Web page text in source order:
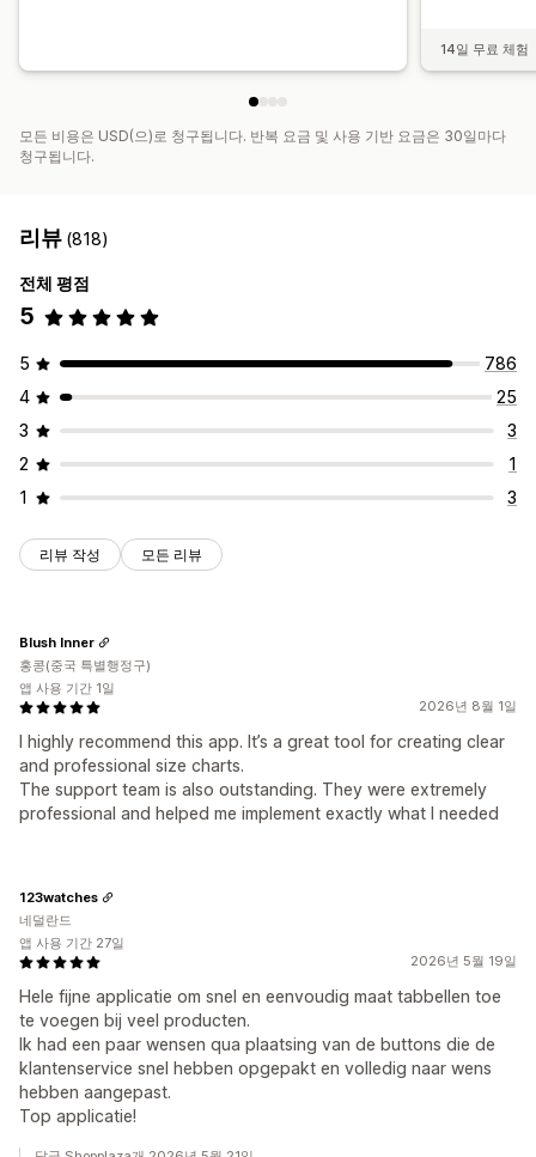
14일 무료 체험
모든 비용은 USD(으)로 청구됩니다. 반복 요금 및 사용 기반 요금은 30일마다
청구됩니다.
리뷰 (818)
전체 평점
5
5
786
4
25
3
3
2
1
1
3
리뷰 작성 모든 리뷰
2026년 8월 1일
I highly recommend this app. It’s a great tool for creating clear
and professional size charts.
The support team is also outstanding. They were extremely
professional and helped me implement exactly what I needed
Blush Inner
홍콩(중국 특별행정구)
앱 사용 기간 1일
2026년 5월 19일
Hele fijne applicatie om snel en eenvoudig maat tabbellen toe
te voegen bij veel producten.
Ik had een paar wensen qua plaatsing van de buttons die de
klantenservice snel hebben opgepakt en volledig naar wens
hebben aangepast.
Top applicatie!
123watches
네덜란드
앱 사용 기간 27일